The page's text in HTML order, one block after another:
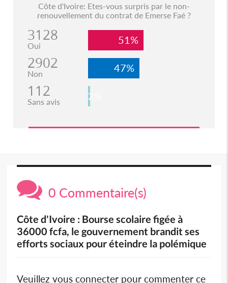
Côte d'Ivoire: Etes-vous surpris par le non-
renouvellement du contrat de Emerse Faé ?
3128
Oui 51%
2902
Non 47%
112
Sans avis 2%
0 Commentaire(s)
Côte d'Ivoire : Bourse scolaire figée à
36000 fcfa, le gouvernement brandit ses
efforts sociaux pour éteindre la polémique
Veuillez vous connecter pour commenter ce